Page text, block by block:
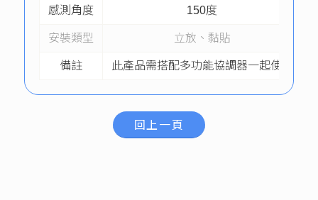
感測角度 150度
安裝類型 立放、黏貼
備註 此產品需搭配多功能協調器一起使用
回上一頁